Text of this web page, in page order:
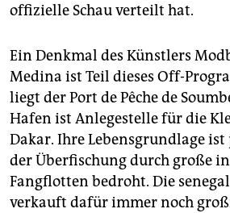
offizielle Schau verteilt hat.
Ein Denkmal des Künstlers
Medina ist Teil dieses Off-
liegt der Port de Pêche de
Hafen ist Anlegestelle für die
Dakar. Ihre Lebensgrundlage
der Überfischung durch große
Fangflotten bedroht. Die
verkauft dafür immer noch